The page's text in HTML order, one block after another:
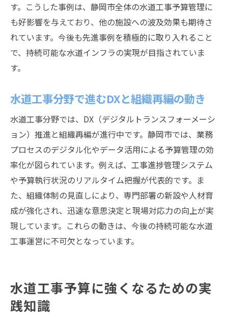
す。こうした事例は、静岡市全体の水道工事予算管理に
も好影響を与えており、他の施設への波及効果も期待さ
れています。今後も先進事例を積極的に取り入れること
で、持続可能な水道インフラの実現が目指されていま
す。
水道工事分野で進むDXと組織再編の動き
水道工事分野では、DX（デジタルトランスフォーメーシ
ョン）推進と組織再編が進行中です。静岡市では、業務
プロセスのデジタル化やデータ活用による予算管理の効
率化が図られています。例えば、工事進捗管理システム
や予算執行状況のリアルタイム把握が代表的です。ま
た、組織体制の見直しにより、専門部署の新設や人材育
成が強化され、迅速な意思決定と現場対応力の向上が実
現しています。これらの動きは、今後の持続可能な水道
工事運営に不可欠となっています。
水道工事予算に強くなるための実
践知識